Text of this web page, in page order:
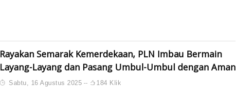
Rayakan Semarak Kemerdekaan, PLN Imbau Bermain
Layang-Layang dan Pasang Umbul-Umbul dengan Aman
Sabtu, 16 Agustus 2025 184 Klik